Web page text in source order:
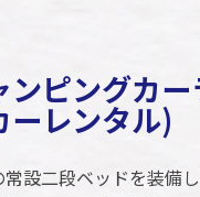
ンピングカ
ーレンタル)
常設二段ベッドを装備